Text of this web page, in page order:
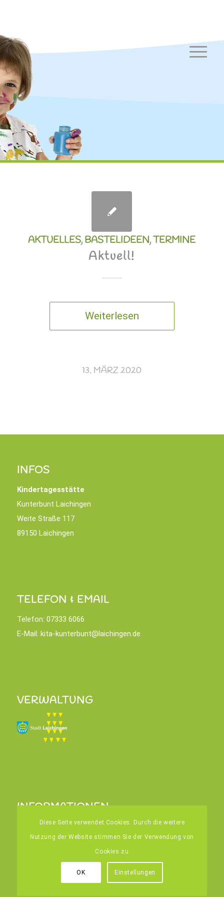
AKTUELLES, BASTELIDEEN,TERMINE
Aktuell!
Weiterlesen
13. MÄRZ 2020
INFOS
Kindertagesstätte
Kunterbunt Laichingen
Weite Straße 117
89150 Laichingen
TELEFON & EMAIL
Telefon: 07333 6066
E-Mail: kita-kunterbunt@laichingen.de
VERWALTUNG
INFORMATIONEN
Kontakt
Diese Seite verwendet Cookies. Durch die weitere
Nutzung der Website stimmen Sie der Verwendung von
Cookies zu
OK Einstellungen